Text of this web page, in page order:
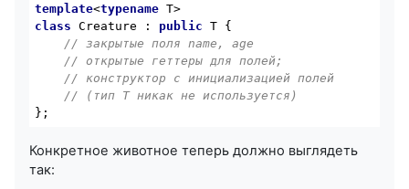
template<typename
class
Creature : public T {
// закрытые поля name, age
// открытые геттеры для полей;
// конструктор с инициализацией полей
// (тип T никак не используется)
};
Конкретное животное теперь должно выглядеть
так: